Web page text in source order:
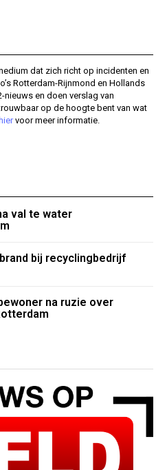
dat zich richt op incidenten en
Rotterdam-Rijnmond en Hollands
nieuws en doen verslag van
op de hoogte bent van wat
hiervoor meer informatie.
val te water
bij recyclingbedrijf
na ruzie over